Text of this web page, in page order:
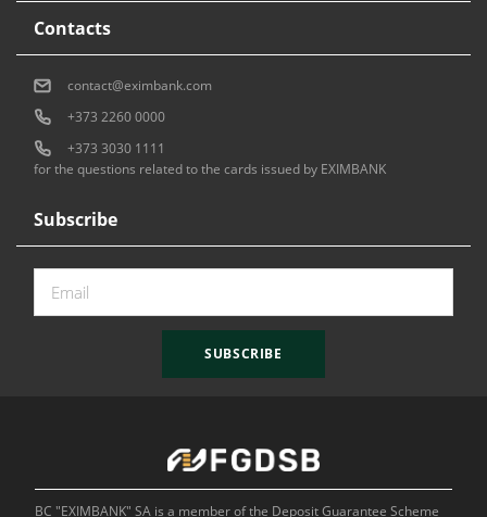
Subscribe
SUBSCRIBE
Contacts
contact@eximbank.com
+373 2260 0000
+373 3030 1111
for the questions related to the cards issued by EXIMBANK
BC "EXIMBANK" SA is a member of the Deposit Guarantee Scheme